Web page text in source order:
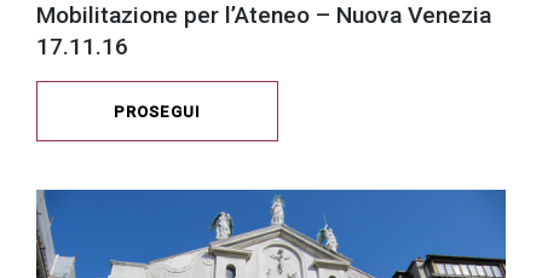
Mobilitazione per l’Ateneo – Nuova Venezia
17.11.16
PROSEGUI